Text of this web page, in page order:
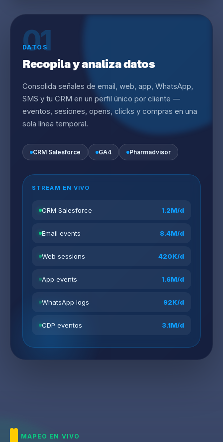
01
DATOS
Recopila y analiza datos
Consolida señales de email, web, app, WhatsApp,
SMS y tu CRM en un perfil único por cliente —
eventos, sesiones, opens, clicks y compras en una
sola línea temporal.
CRM Salesforce GA4 Pharmadvisor
STREAM EN VIVO
CRM Salesforce 1.2M/d
Email events 8.4M/d
Web sessions 420K/d
App events 1.6M/d
WhatsApp logs 92K/d
CDP eventos 3.1M/d
MAPEO EN VIVO